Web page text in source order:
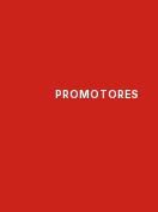
PROMOTORES